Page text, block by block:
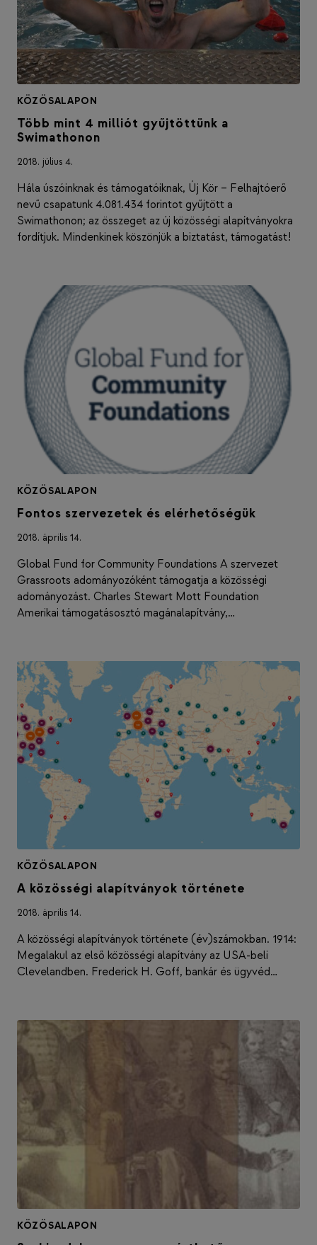
KÖZÖSALAPON
Több mint 4 milliót gyűjtöttünk a
Swimathonon
2018. július 4.
Hála úszóinknak és támogatóiknak, Új Kör – Felhajtóerő
nevű csapatunk 4.081.434 forintot gyűjtött a
Swimathonon; az összeget az új közösségi alapítványokra
fordítjuk. Mindenkinek köszönjük a biztatást, támogatást!
KÖZÖSALAPON
Fontos szervezetek és elérhetőségük
2018. április 14.
Global Fund for Community Foundations A szervezet
Grassroots adományozóként támogatja a közösségi
adományozást. Charles Stewart Mott Foundation
Amerikai támogatásosztó magánalapítvány,…
KÖZÖSALAPON
A közösségi alapítványok története
2018. április 14.
A közösségi alapítványok története (év)számokban. 1914:
Megalakul az első közösségi alapítvány az USA-beli
Clevelandben. Frederick H. Goff, bankár és ügyvéd…
KÖZÖSALAPON